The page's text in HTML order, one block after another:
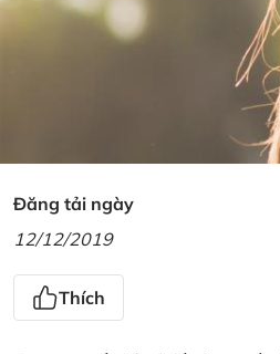
Đăng tải ngày
12/12/2019
Thích